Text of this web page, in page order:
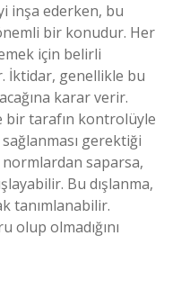
inşa ederken, bu
bir konudur. Her
için belirli
İktidar, genellikle bu
karar verir.
bir tarafın kontrolüyle
gerektiği
normlardan saparsa,
Bu dışlanma,
tanımlanabilir.
olup olmadığını